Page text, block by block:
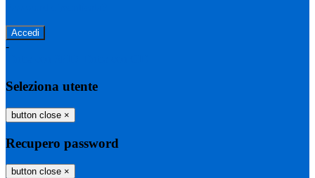
-
Seleziona utente
button close ×
Recupero password
button close ×